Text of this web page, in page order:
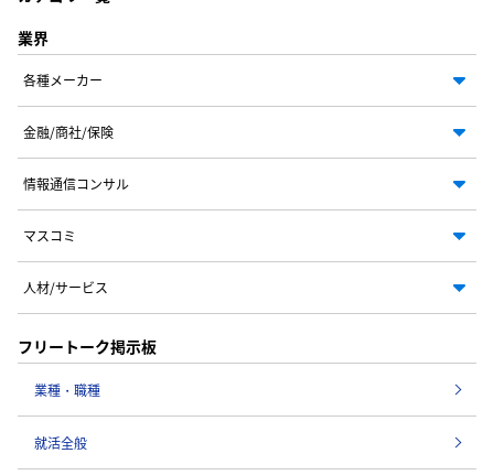
業界
各種メーカー
金融/商社/保険
情報通信コンサル
マスコミ
人材/サービス
フリートーク掲示板
業種・職種
就活全般